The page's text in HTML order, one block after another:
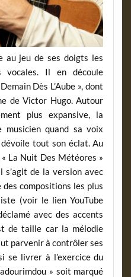
au jeu de ses doigts les
vocales. Il en découle
Dès L’Aube », dont
de Victor Hugo. Autour
plus expansive, la
musicien quand sa voix
tout son éclat. Au
La Nuit Des Météores »
s’agit de la version avec
des compositions les plus
(voir le lien YouTube
avec des accents
de taille car la mélodie
parvenir à contrôler ses
se livrer à l’exercice du
» soit marqué